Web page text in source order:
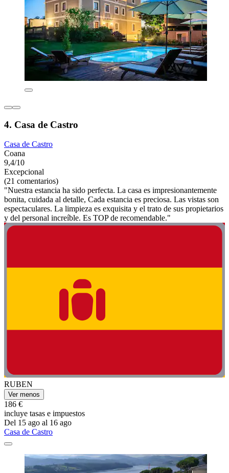
4. Casa de Castro
Casa de Castro
Coana
9,4/10
Excepcional
(21 comentarios)
"Nuestra estancia ha sido perfecta. La casa es impresionantemente
bonita, cuidada al detalle, Cada estancia es preciosa. Las vistas son
espectaculares. La limpieza es exquisita y el trato de sus propietarios
y del personal increíble. Es TOP de recomendable."
RUBEN
Ver menos
186 €
incluye tasas e impuestos
Del 15 ago al 16 ago
Casa de Castro